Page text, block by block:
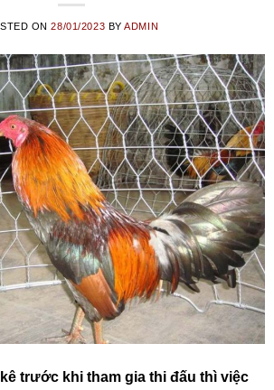
ON28/01/2023 BYADMIN
trước khi tham gia thi đấu thì việc